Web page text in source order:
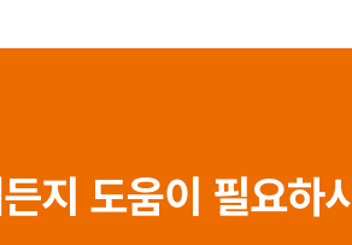
지 도움이 필요하